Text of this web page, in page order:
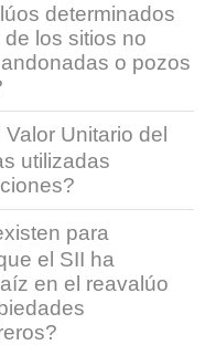
determinados
los sitios no
o pozos
Unitario del
utilizadas
para
el SII ha
en el reavalúo